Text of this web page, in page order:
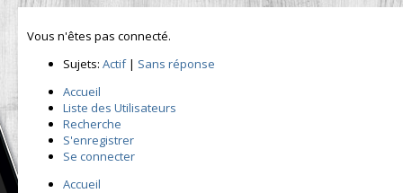
Vous n'êtes pas connecté.
Sujets: Actif| Sans réponse
Accueil
Liste des Utilisateurs
Recherche
S'enregistrer
Se connecter
Accueil